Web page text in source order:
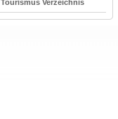
Tourismus Verzeichnis